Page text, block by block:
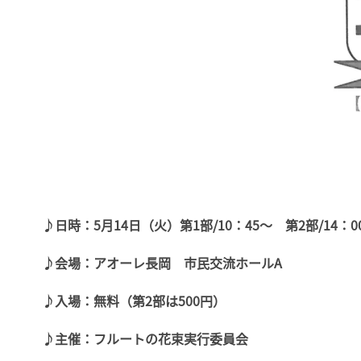
♪日時：5月14日（火）第1部/10：45～ 第2部/14：
♪会場：アオーレ長岡 市民交流ホールA
♪入場：無料（第2部は500円）
♪主催：フルートの花束実行委員会